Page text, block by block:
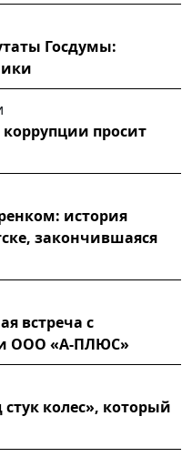
Госдумы:
просит
история
закончившаяся
встреча с
ООО «А-ПЛЮС»
колес», который